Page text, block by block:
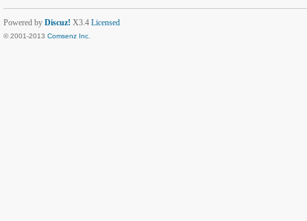
Powered by Discuz! X3.4 Licensed
© 2001-2013 Comsenz Inc.